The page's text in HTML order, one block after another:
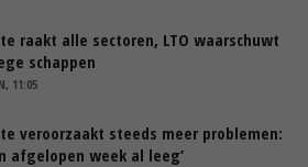
raakt alle sectoren, LTO waarschuwt
schappen
11:05
veroorzaakt steeds meer problemen:
afgelopen week al leeg’